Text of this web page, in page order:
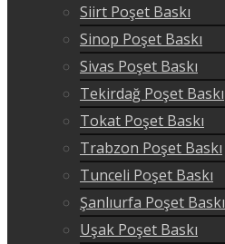
Siirt Poşet Baskı
Sinop Poşet Baskı
Sivas Poşet Baskı
Tekirdağ Poşet Baskı
Tokat Poşet Baskı
Trabzon Poşet Baskı
Tunceli Poşet Baskı
Şanlıurfa Poşet Baskı
Uşak Poşet Baskı